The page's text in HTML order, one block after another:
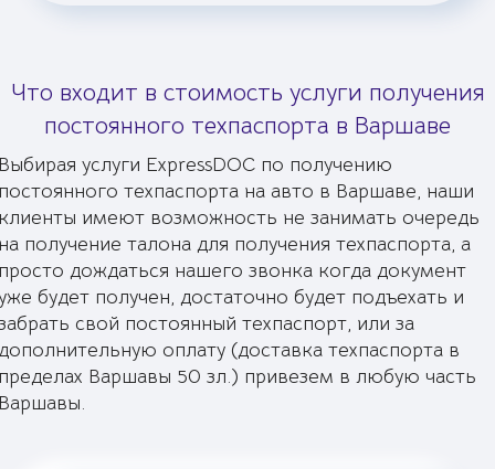
Что входит в стоимость услуги получения
постоянного техпаспорта в Варшаве
услуги ExpressDOC по получению
техпаспорта на авто в Варшаве, наши
имеют возможность не занимать очередь
получение талона для получения техпаспорта, а
дождаться нашего звонка когда документ
будет получен, достаточно будет подъехать и
свой постоянный техпаспорт, или за
оплату (доставка техпаспорта в
Варшавы 50 зл.) привезем в любую часть